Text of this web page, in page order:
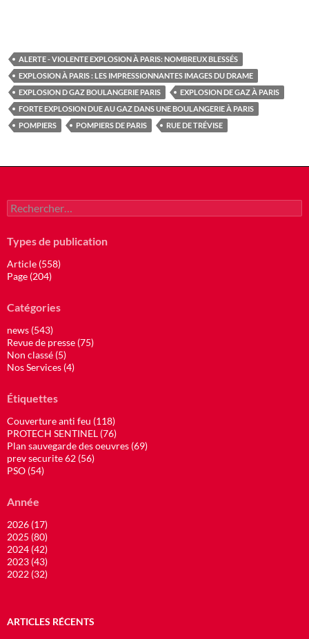
ALERTE - VIOLENTE EXPLOSION À PARIS: NOMBREUX BLESSÉS
EXPLOSION À PARIS : LES IMPRESSIONNANTES IMAGES DU DRAME
EXPLOSION D GAZ BOULANGERIE PARIS
EXPLOSION DE GAZ À PARIS
FORTE EXPLOSION DUE AU GAZ DANS UNE BOULANGERIE À PARIS
POMPIERS
POMPIERS DE PARIS RUE DE TRÉVISE
Rechercher :
Types de publication
Article (558)
Page (204)
Catégories
news (543)
Revue de presse (75)
Non classé (5)
Nos Services (4)
Étiquettes
Couverture anti feu (118)
PROTECH SENTINEL (76)
Plan sauvegarde des oeuvres (69)
prev securite 62 (56)
PSO (54)
Année
2026 (17)
2025 (80)
2024 (42)
2023 (43)
2022 (32)
ARTICLES RÉCENTS